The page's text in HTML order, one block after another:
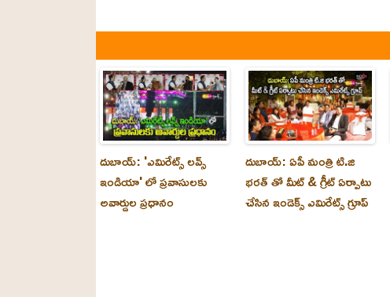
దుబాయ్: 'ఎమిరేట్స్ లవ్స్
ఇండియా' లో ప్రవాసులకు
అవార్డుల ప్రధానం
దుబాయ్: ఏపీ మంత్రి టి.జి
భరత్ తో మీట్ & గ్రీట్ ఏర్పాటు
చేసిన ఇండెక్స్ ఎమిరేట్స్ గ్రూప్